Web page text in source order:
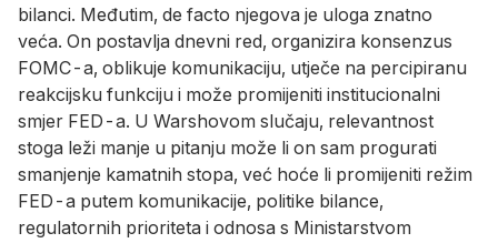
bilanci. Međutim, de facto njegova je uloga znatno
veća. On postavlja dnevni red, organizira konsenzus
FOMC-a, oblikuje komunikaciju, utječe na percipiranu
reakcijsku funkciju i može promijeniti institucionalni
smjer FED-a. U Warshovom slučaju, relevantnost
stoga leži manje u pitanju može li on sam progurati
smanjenje kamatnih stopa, već hoće li promijeniti režim
FED-a putem komunikacije, politike bilance,
regulatornih prioriteta i odnosa s Ministarstvom